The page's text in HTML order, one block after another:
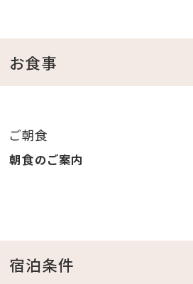
・バスローブ・ビーチパーカー・
トウェアをご用意
＜館内施設のご案内＞
・フィットネスジムご利用無料 ⇒ 5
18：00／7～9月 9：00～22：00
※屋外プールのご利用は、時期
お食事
ご朝食
朝食のご案内
宿泊条件